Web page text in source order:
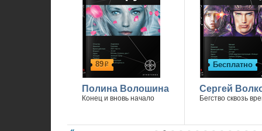
89р
Полина Волошина
Конец и вновь начало
Бесплатно
Сергей
Бегство сквозь